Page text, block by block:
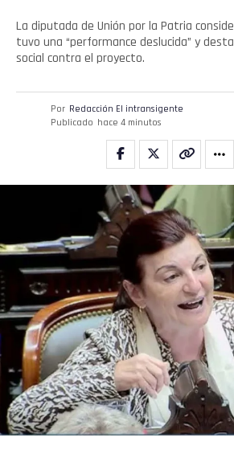
La diputada de Unión por la Patria
tuvo una “performance deslucida” y
social contra el proyecto.
Por Redacción El intransigente
Publicado hace 4 minutos
Email